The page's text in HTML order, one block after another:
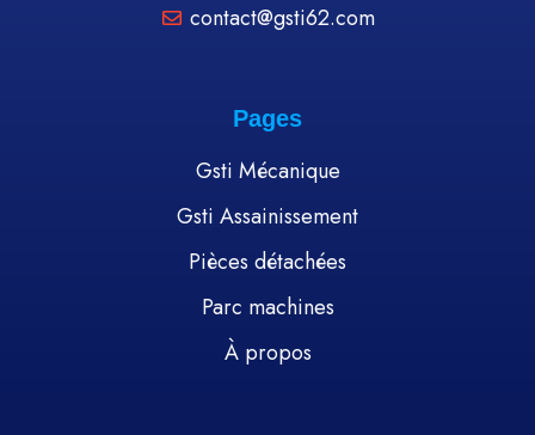
contact@gsti62.com
Pages
Gsti Mécanique
Gsti Assainissement
Pièces détachées
Parc machines
À propos